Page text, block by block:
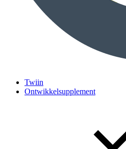
Twiin
Ontwikkelsupplement